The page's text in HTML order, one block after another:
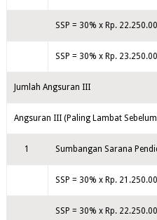
SSP = 30% x Rp.
SSP = 30% x Rp.
Jumlah Angsuran III
Angsuran III (Paling Lambat
1 Sumbangan Sarana
SSP = 30% x Rp.
SSP = 30% x Rp.